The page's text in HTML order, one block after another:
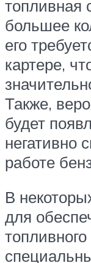
топливная
большее
его
картере,
Также,
будет
негативно
работе
В
для